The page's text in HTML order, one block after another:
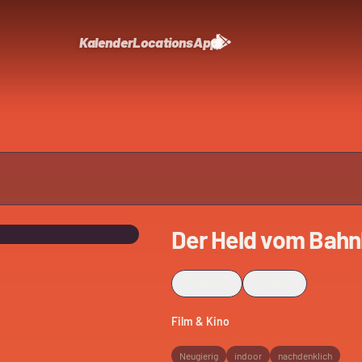
KalenderLocationsApp
Der Held vom
Film & Kino
Neugierig indoor nachdenklich